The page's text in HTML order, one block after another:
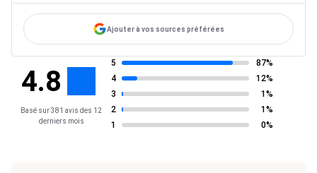
Ajouter à vos sources préférées
4.8
Basé sur 381 avis des 12
derniers mois
5
87%
4
12%
3
1%
2
1%
1
0%